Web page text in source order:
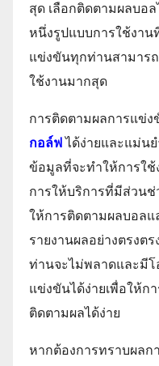
สุด เลือกติดตามผลบอ
หนึ่งรูปแบบการใช้งาน
แข่งขันทุกท่านสามาร
ใช้งานมากสุด
การติดตามผลการแข่ง
กอล์ฟ ได้ง่ายและแม่น
ข้อมูลที่จะทำให้การใ
การให้บริการที่มีส่วนช่
ให้การติดตามผลบอลแ
รายงานผลอย่างตรงต
ท่านจะไม่พลาดและมี
แข่งขันได้ง่ายเพื่อให้ก
ติดตามผลได้ง่าย
หากต้องการทราบผลก